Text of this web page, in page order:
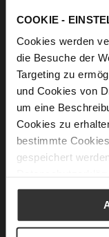
COOKIE -
Cookies werden
die Besuche der
Targeting zu
und Cookies von
um eine
Cookies zu
bestimmte
gespeichert
für jeden Tag weit
Italien.
Details
Mehr
Informationen
Textilfutter
Made in
Kein